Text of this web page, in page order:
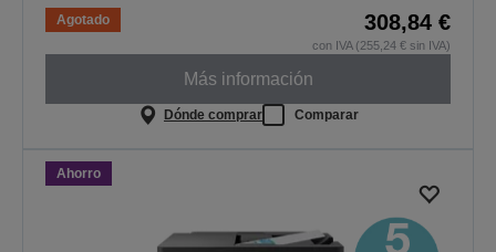
Agotado 308,84 €
con IVA (255,24 € sin IVA)
Más información
Dónde comprar Comparar
Ahorro